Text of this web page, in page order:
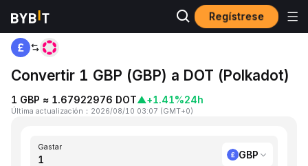
Regístrese
Inicio GBP to DOT
Convertir 1 GBP (GBP) a DOT (Polkadot)
1 GBP ≈ 1.67922976 DOT▲+1.41%24h
Última actualización ： 2026/08/10 03:07 (GMT+0)
Gastar
GBP